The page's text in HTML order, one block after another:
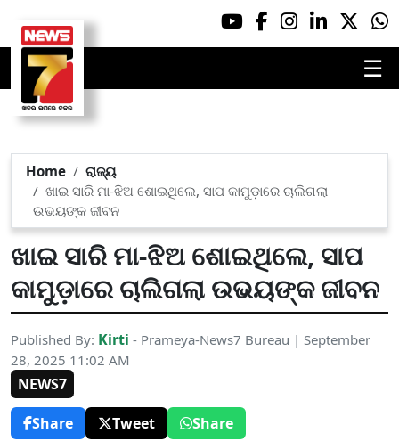
☰
Home
ରାଜ୍ୟ
ଖାଇ ସାରି ମା-ଝିଅ ଶୋଇଥିଲେ, ସାପ କାମୁଡ଼ାରେ ଚାଲିଗଲା
ଉଭୟଙ୍କ ଜୀବନ
ଖାଇ ସାରି ମା-ଝିଅ ଶୋଇଥିଲେ, ସାପ
କାମୁଡ଼ାରେ ଚାଲିଗଲା ଉଭୟଙ୍କ ଜୀବନ
Published By: Kirti - Prameya-News7 Bureau | September
28, 2025 11:02 AM
NEWS7
Share
Tweet Share